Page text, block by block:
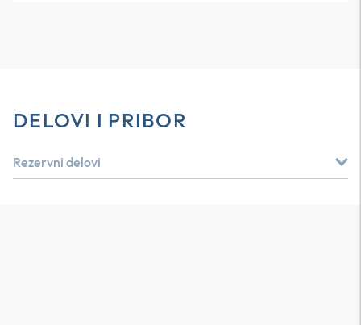
DELOVI I PRIBOR
Rezervni delovi